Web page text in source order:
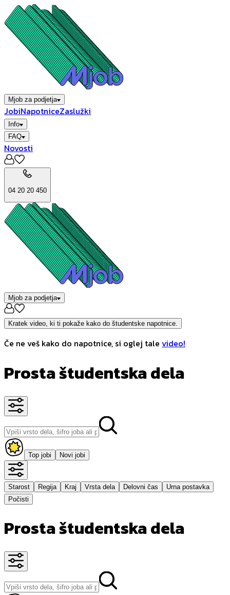
Mjob za podjetja
JobiNapotniceZaslužki
Info
FAQ
Novosti
04 20 20 450
Mjob za podjetja
Kratek video, ki ti pokaže kako do študentske napotnice.
Če ne veš kako do napotnice, si oglej tale video!
Prosta študentska dela
Top jobi Novi jobi
Starost Regija Kraj Vrsta dela Delovni čas
Urna postavka
Počisti
Prosta študentska dela